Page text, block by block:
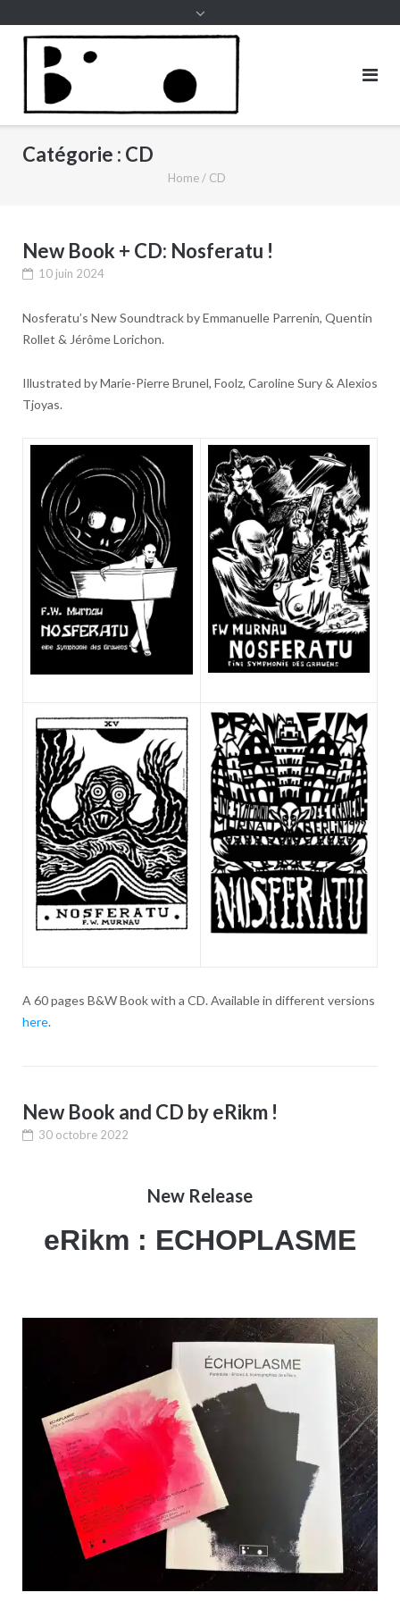
Catégorie : CD
Home / CD
New Book + CD: Nosferatu !
10 juin 2024
Nosferatu’s New Soundtrack by Emmanuelle Parrenin, Quentin
Rollet & Jérôme Lorichon.
Illustrated by Marie-Pierre Brunel, Foolz, Caroline Sury & Alexios
Tjoyas.
A 60 pages B&W Book with a CD. Available in different versions
here.
New Book and CD by eRikm !
30 octobre 2022
New Release
eRikm : ECHOPLASME